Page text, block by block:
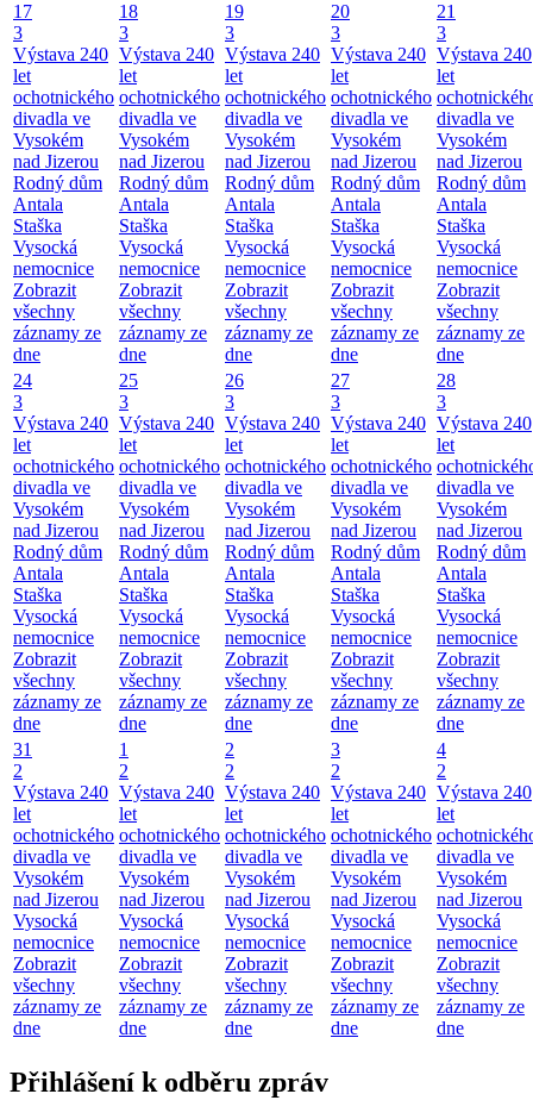
17
3
Výstava 240
let
ochotnického
divadla ve
Vysokém
nad Jizerou
Rodný dům
Antala
Staška
Vysocká
nemocnice
Zobrazit
všechny
záznamy ze
dne
18
3
Výstava 240
let
ochotnického
divadla ve
Vysokém
nad Jizerou
Rodný dům
Antala
Staška
Vysocká
nemocnice
Zobrazit
všechny
záznamy ze
dne
19
3
Výstava 240
let
ochotnického
divadla ve
Vysokém
nad Jizerou
Rodný dům
Antala
Staška
Vysocká
nemocnice
Zobrazit
všechny
záznamy ze
dne
20
3
Výstava 240
let
ochotnického
divadla ve
Vysokém
nad Jizerou
Rodný dům
Antala
Staška
Vysocká
nemocnice
Zobrazit
všechny
záznamy ze
dne
21
3
Výstava 240
let
divadla ve
Vysokém
nad Jizerou
Rodný dům
Antala
Staška
Vysocká
nemocnice
Zobrazit
všechny
záznamy ze
dne
24
3
Výstava 240
let
ochotnického
divadla ve
Vysokém
nad Jizerou
Rodný dům
Antala
Staška
Vysocká
nemocnice
Zobrazit
všechny
záznamy ze
dne
25
3
Výstava 240
let
ochotnického
divadla ve
Vysokém
nad Jizerou
Rodný dům
Antala
Staška
Vysocká
nemocnice
Zobrazit
všechny
záznamy ze
dne
26
3
Výstava 240
let
ochotnického
divadla ve
Vysokém
nad Jizerou
Rodný dům
Antala
Staška
Vysocká
nemocnice
Zobrazit
všechny
záznamy ze
dne
27
3
Výstava 240
let
ochotnického
divadla ve
Vysokém
nad Jizerou
Rodný dům
Antala
Staška
Vysocká
nemocnice
Zobrazit
všechny
záznamy ze
dne
28
3
Výstava 240
let
divadla ve
Vysokém
nad Jizerou
Rodný dům
Antala
Staška
Vysocká
nemocnice
Zobrazit
všechny
záznamy ze
dne
31
2
Výstava 240
let
ochotnického
divadla ve
Vysokém
nad Jizerou
Vysocká
nemocnice
Zobrazit
všechny
záznamy ze
dne
1
2
Výstava 240
let
ochotnického
divadla ve
Vysokém
nad Jizerou
Vysocká
nemocnice
Zobrazit
všechny
záznamy ze
dne
2
2
Výstava 240
let
ochotnického
divadla ve
Vysokém
nad Jizerou
Vysocká
nemocnice
Zobrazit
všechny
záznamy ze
dne
3
2
Výstava 240
let
ochotnického
divadla ve
Vysokém
nad Jizerou
Vysocká
nemocnice
Zobrazit
všechny
záznamy ze
dne
4
2
Výstava 240
let
divadla ve
Vysokém
nad Jizerou
Vysocká
nemocnice
Zobrazit
všechny
záznamy ze
dne
Přihlášení k odběru zpráv